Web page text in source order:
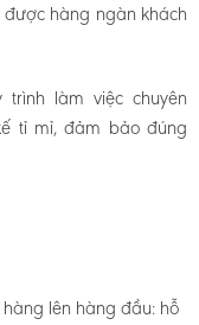
được hàng ngàn khách
làm việc chuyên
tỉ mỉ, đảm bảo đúng
lên hàng đầu: hỗ